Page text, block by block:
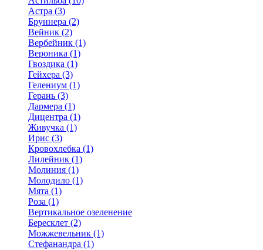
Астра (3)
Бруннера (2)
Вейник (2)
Вербейник (1)
Вероника (1)
Гвоздика (1)
Гейхера (3)
Гелениум (1)
Герань (3)
Дармера (1)
Дицентра (1)
Живучка (1)
Ирис (3)
Кровохлебка (1)
Лилейник (1)
Молиния (1)
Молодило (1)
Мята (1)
Роза (1)
Вертикальное озеленение
Бересклет (2)
Можжевельник (1)
Стефанандра (1)